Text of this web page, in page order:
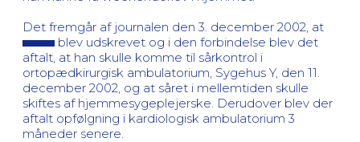
Det fremgår af journalen den 3. december 2002, at
blev udskrevet og i den forbindelse blev det
aftalt, at han skulle komme til sårkontrol i
ortopædkirurgisk ambulatorium, Sygehus Y, den 11.
december 2002, og at såret i mellemtiden skulle
skiftes af hjemmesygeplejerske. Derudover blev der
aftalt opfølgning i kardiologisk ambulatorium 3
måneder senere.